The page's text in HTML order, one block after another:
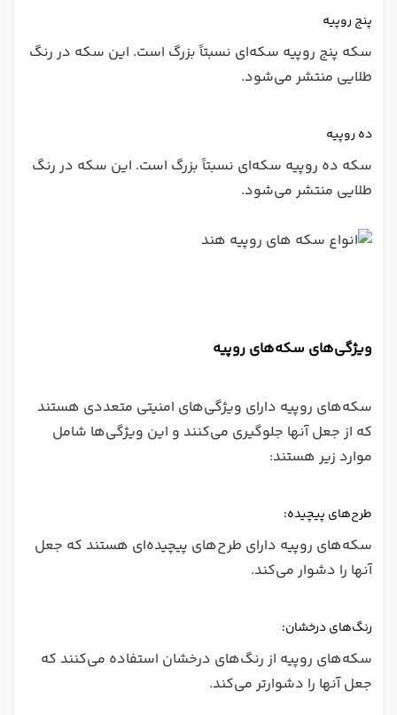
پنج روپیه
سکه پنج روپیه سکه‌ای نسبتاً بزرگ است. این سکه در رنگ
طلایی منتشر می‌شود.
ده روپیه
سکه ده روپیه سکه‌ای نسبتاً بزرگ است. این سکه در رنگ
طلایی منتشر می‌شود.
ویژگی‌های سکه‌های روپیه
سکه‌های روپیه دارای ویژگی‌های امنیتی متعددی هستند
که از جعل آنها جلوگیری می‌کنند و این ویژگی‌ها شامل
موارد زیر هستند:
طرح‌های پیچیده:
سکه‌های روپیه دارای طرح‌های پیچیده‌ای هستند که جعل
آنها را دشوار می‌کند.
رنگ‌های درخشان:
سکه‌های روپیه از رنگ‌های درخشان استفاده می‌کنند که
جعل آنها را دشوارتر می‌کند.